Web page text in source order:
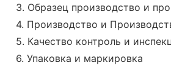
3. Образец производство и
4. Производство и
5. Качество контроль и
6. Упаковка и маркировка